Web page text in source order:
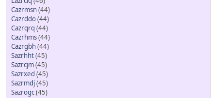
Cazrmsn(44)
Cazrddo(44)
Cazrqrq (44)
Cazrhms(44)
Cazrgbh(44)
Sazrhht(45)
Sazrcjm(45)
Sazrxed (45)
Sazrmdj(45)
Sazrogc(45)